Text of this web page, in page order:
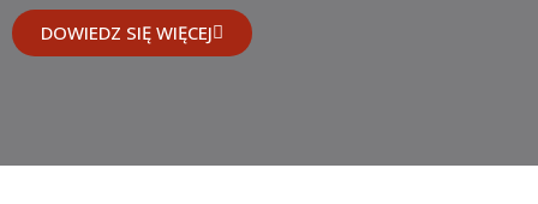
DOWIEDZ SIĘ WIĘCEJ